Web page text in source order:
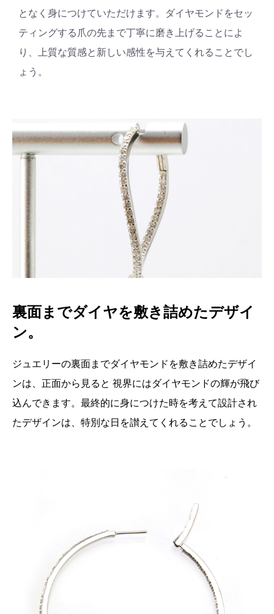
となく身につけていただけます。ダイヤモンドをセッ
ティングする爪の先まで丁寧に磨き上げることによ
り、上質な質感と新しい感性を与えてくれることでし
ょう。
裏面までダイヤを敷き詰めたデザイ
ン。
ジュエリーの裏面までダイヤモンドを敷き詰めたデザイ
ンは、正面から見ると 視界にはダイヤモンドの輝が飛び
込んできます。最終的に身につけた時を考えて設計され
たデザインは、特別な日を讃えてくれることでしょう。